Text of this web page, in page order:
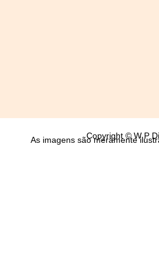
Copyright © W P
As imagens são meramente